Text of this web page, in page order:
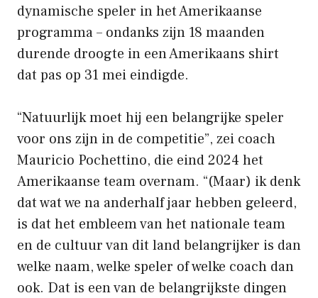
dynamische speler in het Amerikaanse
programma – ondanks zijn 18 maanden
durende droogte in een Amerikaans shirt
dat pas op 31 mei eindigde.
“Natuurlijk moet hij een belangrijke speler
voor ons zijn in de competitie”, zei coach
Mauricio Pochettino, die eind 2024 het
Amerikaanse team overnam. “(Maar) ik denk
dat wat we na anderhalf jaar hebben geleerd,
is dat het embleem van het nationale team
en de cultuur van dit land belangrijker is dan
welke naam, welke speler of welke coach dan
ook. Dat is een van de belangrijkste dingen